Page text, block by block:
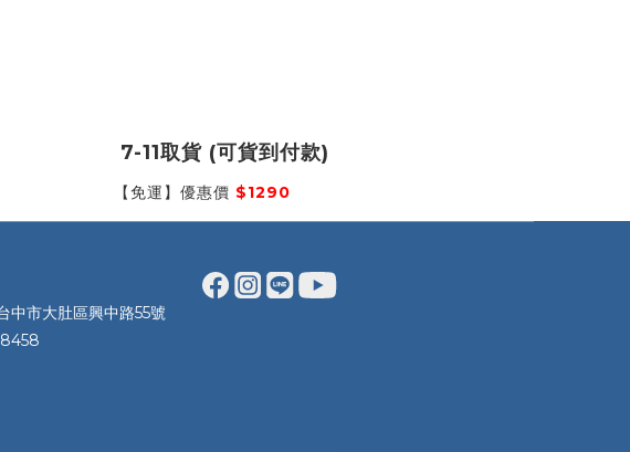
7-11取貨 (可貨到付款)
【免運】優惠價 $1290
中市大肚區興中路55號